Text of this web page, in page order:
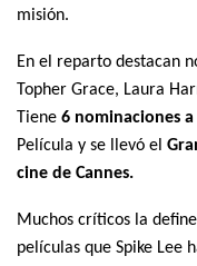
misión.
En el reparto destacan
Topher Grace, Laura
Tiene 6 nominaciones a
Película y se llevó el
cine de Cannes.
Muchos críticos la
películas que Spike Lee